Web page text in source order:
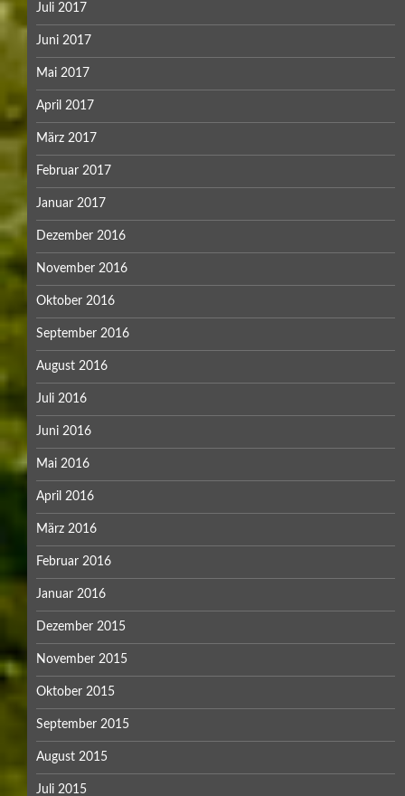
Juli 2017
Juni 2017
Mai 2017
April 2017
März 2017
Februar 2017
Januar 2017
Dezember 2016
November 2016
Oktober 2016
September 2016
August 2016
Juli 2016
Juni 2016
Mai 2016
April 2016
März 2016
Februar 2016
Januar 2016
Dezember 2015
November 2015
Oktober 2015
September 2015
August 2015
Juli 2015